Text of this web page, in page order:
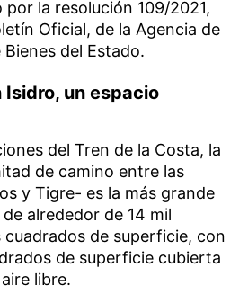
la resolución 109/2021,
Oficial, de la Agencia de
del Estado.
Isidro, un espacio
del Tren de la Costa, la
de camino entre las
y Tigre- es la más grande
alrededor de 14 mil
de superficie, con
de superficie cubierta
libre.